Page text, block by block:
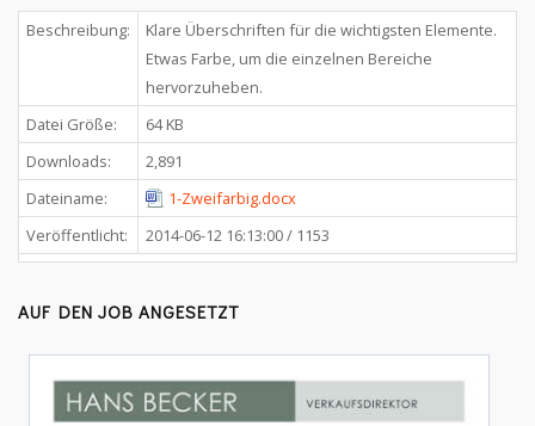
Beschreibung:
Klare Überschriften für die wichtigsten Elemente.
Etwas Farbe, um die einzelnen Bereiche
hervorzuheben.
Datei Größe:
64 KB
Downloads:
2,891
Dateiname:
1-Zweifarbig.docx
Veröffentlicht:
2014-06-12 16:13:00 / 1153
AUF DEN JOB ANGESETZT